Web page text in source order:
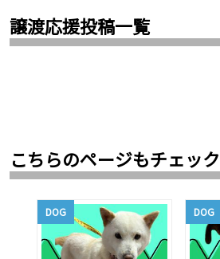
譲渡応援投稿一覧
こちらのページもチェック
DOG DOG